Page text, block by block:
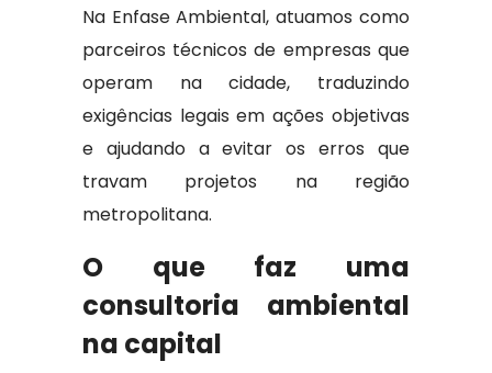
Na Enfase Ambiental, atuamos como
parceiros técnicos de empresas que
operam na cidade, traduzindo
exigências legais em ações objetivas
e ajudando a evitar os erros que
travam projetos na região
metropolitana.
O que faz uma
consultoria ambiental
na capital